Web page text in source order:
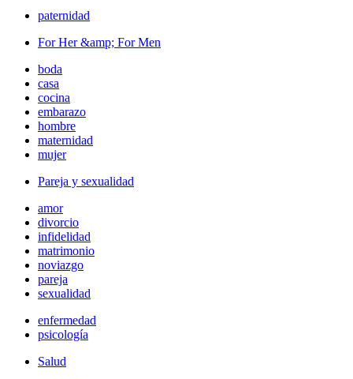
paternidad
For Her &amp; For Men
boda
casa
cocina
embarazo
hombre
maternidad
mujer
Pareja y sexualidad
amor
divorcio
infidelidad
matrimonio
noviazgo
pareja
sexualidad
enfermedad
psicología
Salud